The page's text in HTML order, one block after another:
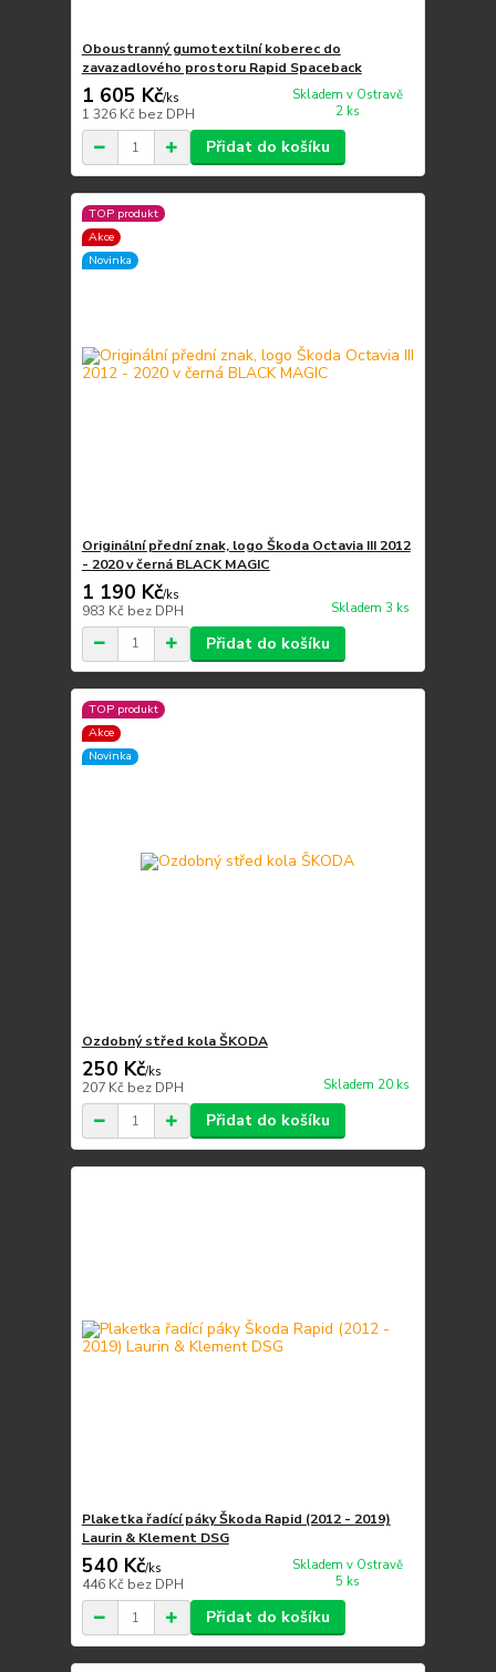
Oboustranný gumotextilní koberec do
zavazadlového prostoru Rapid Spaceback
1 605 Kč/ks
1 326 Kč bez DPH
Skladem v Ostravě
2 ks
Přidat do košíku
TOP produkt
Akce
Novinka
Originální přední znak, logo Škoda Octavia III 2012
- 2020 v černá BLACK MAGIC
1 190 Kč/ks
983 Kč bez DPH Skladem 3 ks
Přidat do košíku
TOP produkt
Akce
Novinka
Ozdobný střed kola ŠKODA
250 Kč/ks
207 Kč bez DPH Skladem 20 ks
Přidat do košíku
Plaketka řadící páky Škoda Rapid (2012 - 2019)
Laurin & Klement DSG
540 Kč/ks
446 Kč bez DPH
Skladem v Ostravě
5 ks
Přidat do košíku